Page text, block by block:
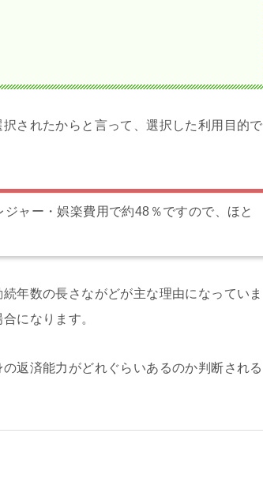
されたからと言って、選択した利用目的で
ャー・娯楽費用で約48％ですので、ほと
年数の長さながどが主な理由になっていま
になります。
返済能力がどれぐらいあるのか判断される